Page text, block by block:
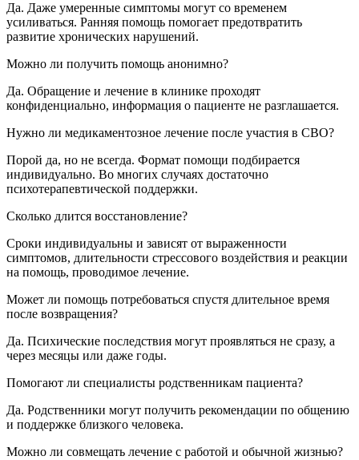
Да. Даже умеренные симптомы могут со временем
усиливаться. Ранняя помощь помогает предотвратить
развитие хронических нарушений.
Можно ли получить помощь анонимно?
Да. Обращение и лечение в клинике проходят
конфиденциально, информация о пациенте не разглашается.
Нужно ли медикаментозное лечение после участия в СВО?
Порой да, но не всегда. Формат помощи подбирается
индивидуально. Во многих случаях достаточно
психотерапевтической поддержки.
Сколько длится восстановление?
Сроки индивидуальны и зависят от выраженности
симптомов, длительности стрессового воздействия и реакции
на помощь, проводимое лечение.
Может ли помощь потребоваться спустя длительное время
после возвращения?
Да. Психические последствия могут проявляться не сразу, а
через месяцы или даже годы.
Помогают ли специалисты родственникам пациента?
Да. Родственники могут получить рекомендации по общению
и поддержке близкого человека.
Можно ли совмещать лечение с работой и обычной жизнью?